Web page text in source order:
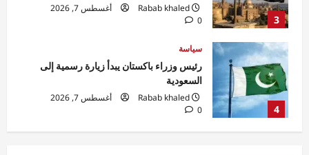
4
Rabab khaled
أغسطس 7, 2026
0
5
محافظات
محافظ الجيزة يعلن بدء تطوير ورصف شارع
وحتى نفق إمبابة
Eman Sherif